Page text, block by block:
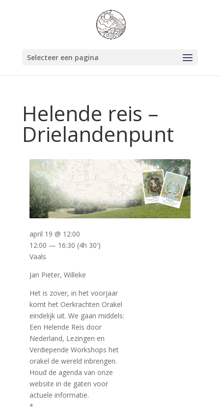
Selecteer een pagina
Helende reis –
Drielandenpunt
Het is zover, in het voorjaar
komt het Oerkrachten Orakel
eindelijk uit. We gaan middels:
Een Helende Reis door
Nederland, Lezingen en
Verdiepende Workshops het
orakel de wereld inbrengen.
Houd de agenda van onze
website in de gaten voor
actuele informatie.
*
april 19 @ 12:00
12:00 — 16:30 (4h 30′)
Vaals
Jan Pieter, Willeke